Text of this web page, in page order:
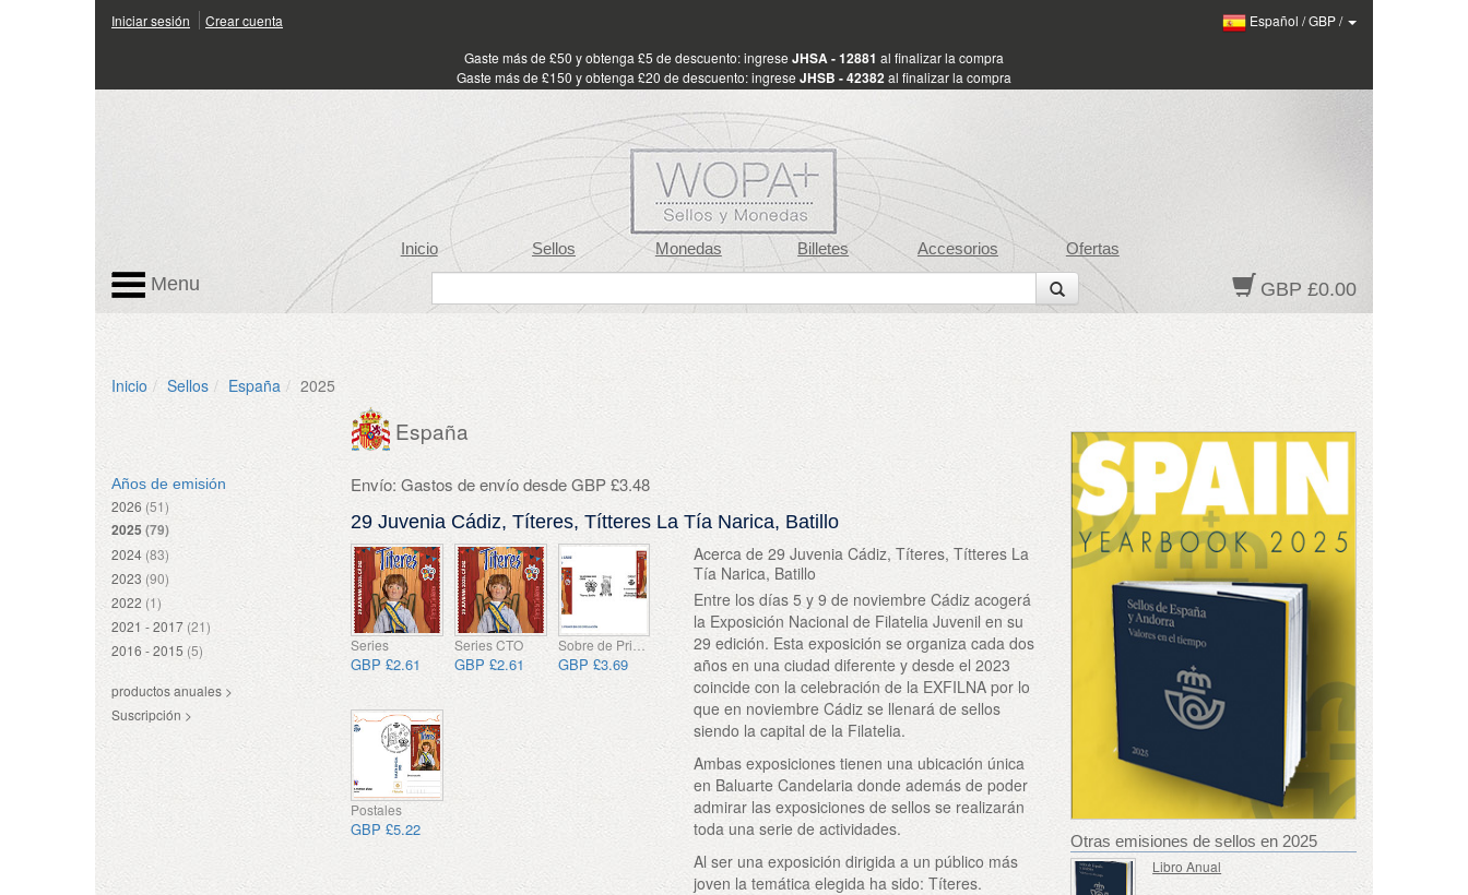
Iniciar sesión Crear cuenta Español /GBP/
Gaste más de £50 y obtenga £5 de descuento: ingrese JHSA - 12881 al finalizar la compra
Gaste más de £150 y obtenga £20 de descuento: ingrese JHSB - 42382al finalizar la compra
Inicio Sellos Monedas Billetes Accesorios Ofertas
GBP £0.00
Menu
Inicio Sellos España 2025
Años de emisión
2026 (51)
2025 (79)
2024 (83)
2023 (90)
2022 (1)
2021 - 2017 (21)
2016 - 2015 (5)
productos anuales >
Suscripción >
España
Envío: Gastos de envío desde GBP £3.48
29 Juvenia Cádiz, Títeres, Títteres La Tía Narica, Batillo
Series
GBP £2.61
Series CTO
GBP £2.61
Sobre de Primer Dia
GBP £3.69
Postales
GBP £5.22
Acerca de 29 Juvenia Cádiz, Títeres, Títteres La
Tía Narica, Batillo
Entre los días 5 y 9 de noviembre Cádiz acogerá
la Exposición Nacional de Filatelia Juvenil en su
29 edición. Esta exposición se organiza cada dos
años en una ciudad diferente y desde el 2023
coincide con la celebración de la EXFILNA por lo
que en noviembre Cádiz se llenará de sellos
siendo la capital de la Filatelia.
Ambas exposiciones tienen una ubicación única
en Baluarte Candelaria donde además de poder
admirar las exposiciones de sellos se realizarán
toda una serie de actividades.
Al ser una exposición dirigida a un público más
joven la temática elegida ha sido: Títeres.
Otras emisiones de sellos en 2025
Libro Anual